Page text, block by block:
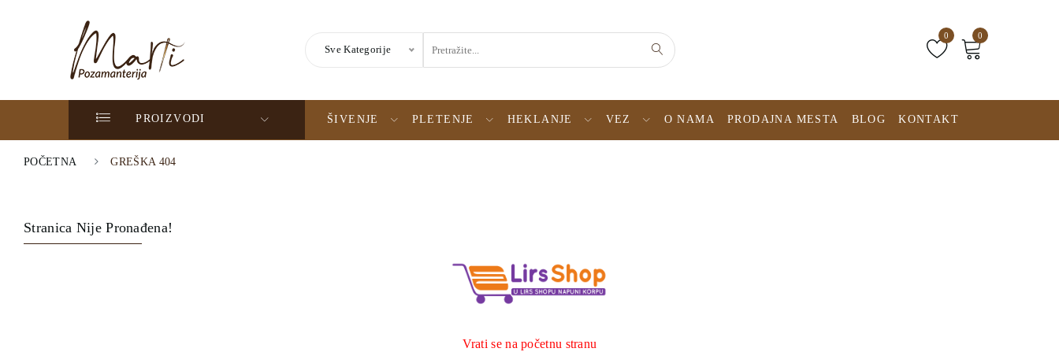
Sve Kategorije
0 0
PROIZVODI ŠIVENJE PLETENJE HEKLANJE VEZ O NAMA PRODAJNA MESTA BLOG KONTAKT
POČETNA GREŠKA 404
Stranica Nije Pronađena!
Vrati se na početnu stranu